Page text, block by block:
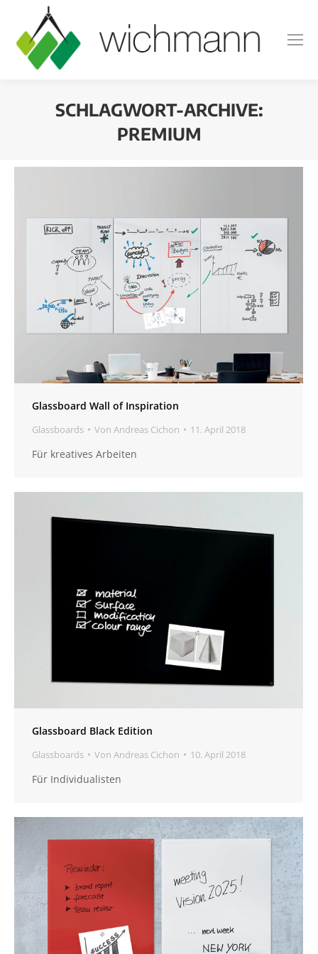
SCHLAGWORT-ARCHIVE:
PREMIUM
Glassboard Wall of Inspiration
Glassboards Von Andreas Cichon 11. April 2018
Für kreatives Arbeiten
Glassboard Black Edition
Glassboards Von Andreas Cichon 10. April 2018
Für Individualisten